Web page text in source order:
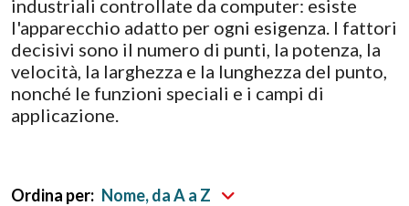
industriali controllate da computer: esiste
l'apparecchio adatto per ogni esigenza. I fattori
decisivi sono il numero di punti, la potenza, la
velocità, la larghezza e la lunghezza del punto,
nonché le funzioni speciali e i campi di
applicazione.
Ordina per: Nome, da A a Z